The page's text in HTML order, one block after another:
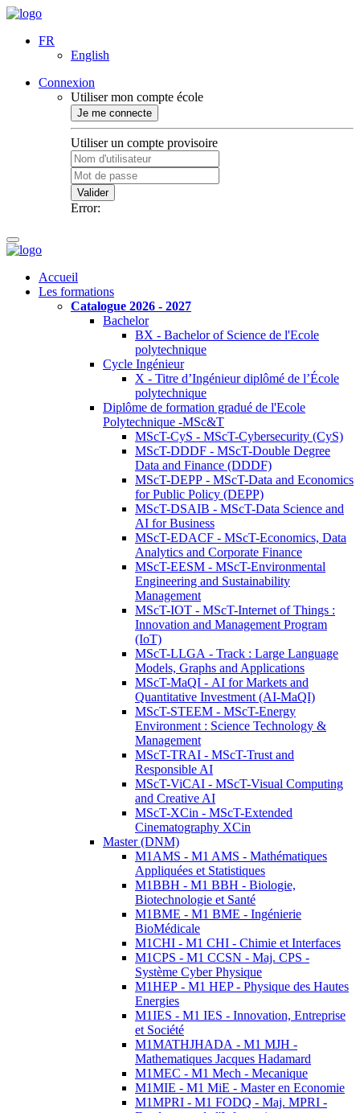
FR
English
Connexion
Utiliser mon compte école
Je me connecte
Utiliser un compte provisoire
Valider
Error:
Accueil
Les formations
Catalogue 2026 - 2027
Bachelor
BX - Bachelor of Science de l'Ecole
polytechnique
Cycle Ingénieur
X - Titre d’Ingénieur diplômé de l’École
polytechnique
Diplôme de formation gradué de l'Ecole
Polytechnique -MSc&T
MScT-CyS - MScT-Cybersecurity (CyS)
MScT-DDDF - MScT-Double Degree
Data and Finance (DDDF)
MScT-DEPP - MScT-Data and Economics
for Public Policy (DEPP)
MScT-DSAIB - MScT-Data Science and
AI for Business
MScT-EDACF - MScT-Economics, Data
Analytics and Corporate Finance
MScT-EESM - MScT-Environmental
Engineering and Sustainability
Management
MScT-IOT - MScT-Internet of Things :
Innovation and Management Program
(IoT)
MScT-LLGA - Track : Large Language
Models, Graphs and Applications
MScT-MaQI - AI for Markets and
Quantitative Investment (AI-MaQI)
MScT-STEEM - MScT-Energy
Environment : Science Technology &
Management
MScT-TRAI - MScT-Trust and
Responsible AI
MScT-ViCAI - MScT-Visual Computing
and Creative AI
MScT-XCin - MScT-Extended
Cinematography XCin
Master (DNM)
M1AMS - M1 AMS - Mathématiques
Appliquées et Statistiques
M1BBH - M1 BBH - Biologie,
Biotechnologie et Santé
M1BME - M1 BME - Ingénierie
BioMédicale
M1CHI - M1 CHI - Chimie et Interfaces
M1CPS - M1 CCSN - Maj. CPS -
Système Cyber Physique
M1HEP - M1 HEP - Physique des Hautes
Energies
M1IES - M1 IES - Innovation, Entreprise
et Société
M1MATHJHADA - M1 MJH -
Mathematiques Jacques Hadamard
M1MEC - M1 Mech - Mecanique
M1MIE - M1 MiE - Master en Economie
M1MPRI - M1 FODQ - Maj. MPRI -